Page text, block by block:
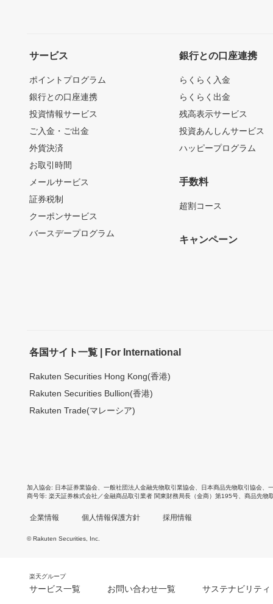
サービス
ポイントプログラム
銀行との口座連携
投資情報サービス
ご入金・ご出金
外貨決済
お取引時間
メールサービス
証券税制
クーポンサービス
バースデープログラム
銀行との口座連携
らくらく入金
らくらく出金
残高表示サービス
投資あんしんサービス
ハッピープログラム
手数料
超割コース
キャンペーン
各国サイト一覧 | For International
Rakuten Securities Hong Kong(香港)
Rakuten Securities Bullion(香港)
Rakuten Trade(マレーシア)
加入協会 日本証券業協会 一般社団法人金融先物取引業協会 日本商品先物取引協会
商号等 楽天証券株式会社／金融商品取引業者 関東財務局長（金商）第195号、商品先物
企業情報 個人情報保護方針 採用情報
© Rakuten Securities, Inc.
楽天グループ
サービス一覧 お問い合わせ一覧 サステナビリティ